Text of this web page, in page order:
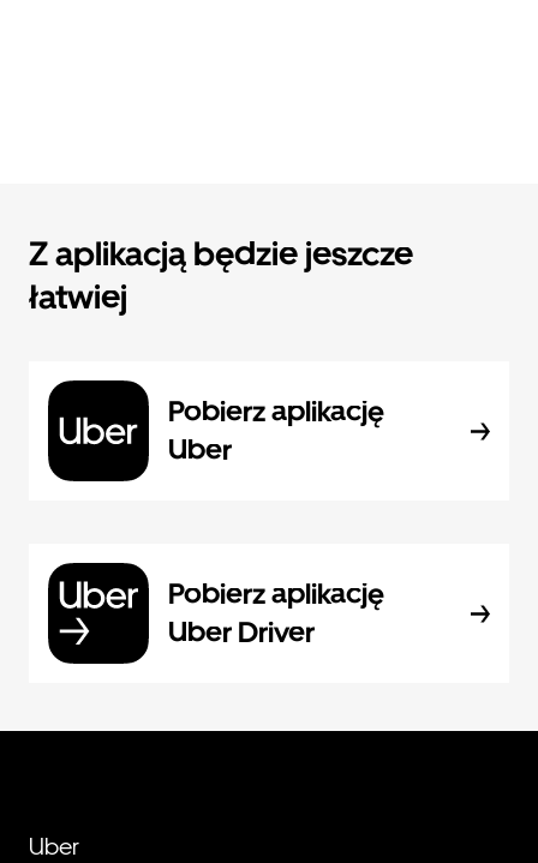
Z aplikacją będzie jeszcze
łatwiej
Pobierz aplikację
Uber
Pobierz aplikację
Uber Driver
Uber